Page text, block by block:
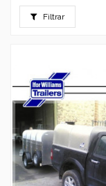
Filtrar